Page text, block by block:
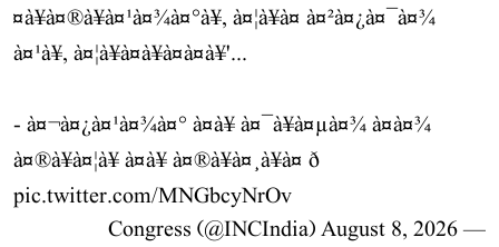
¤à¥à¤®à¥à¤¹à¤¾à¤°à¥, à¤¦à¥à¤ à¤²à¤¿à¤¯à¤¾
à¤¹à¥, à¤¦à¥à¤à¥à¤à¤à¥'...
- à¤¬à¤¿à¤¹à¤¾à¤° à¤à¥ à¤¯à¥à¤µà¤¾ à¤à¤¾
à¤®à¥à¤¦à¥ à¤à¥ à¤®à¥à¤¸à¥à¤ ð
pic.twitter.com/MNGbcyNrOv
— Congress (@INCIndia)
August 8, 2026